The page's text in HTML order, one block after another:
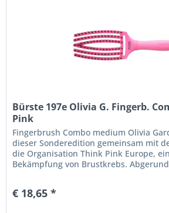
Bürste 197e Olivia G. Fingerb.
Pink
Fingerbrush Combo medium Olivia
dieser Sonderedition gemeinsam mit
die Organisation Think Pink Europe,
Bekämpfung von Brustkrebs.
€ 18,65 *